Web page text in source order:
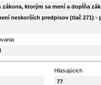
zákona, ktorým sa mení a dopĺňa
neskorších predpisov (tlač 271) -
Hlasujúcich
77